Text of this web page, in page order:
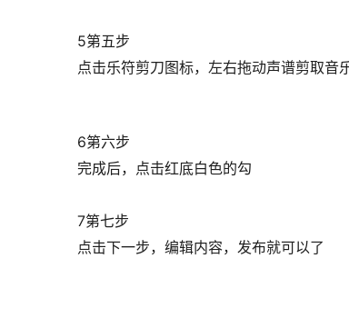
5第五步
点击乐符剪刀图标，左右拖动声谱剪取音
6第六步
完成后，点击红底白色的勾
7第七步
点击下一步，编辑内容，发布就可以了